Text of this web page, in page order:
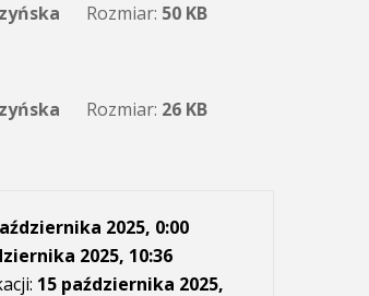
Rozmiar: 50 KB
Rozmiar: 26 KB
2025, 0:00
2025, 10:36
15 października 2025,